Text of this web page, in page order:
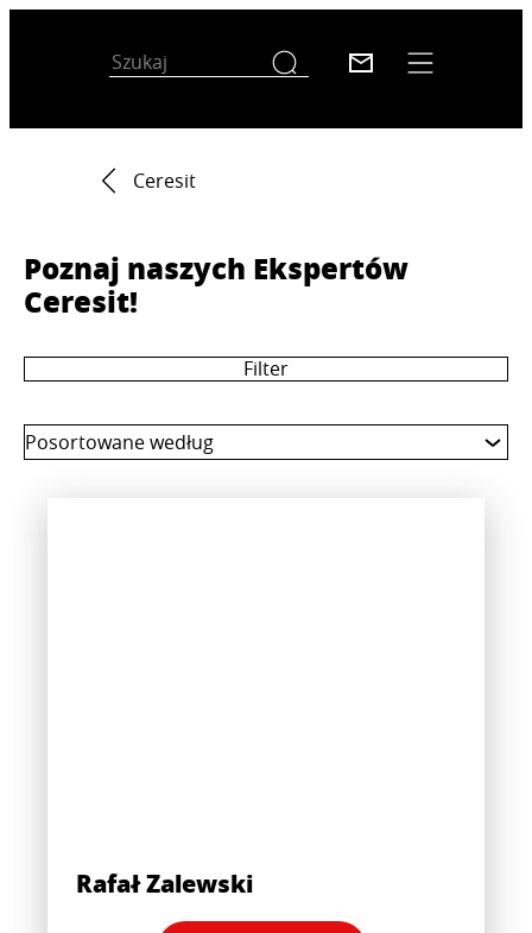
Ceresit
Poznaj naszych Ekspertów
Ceresit!
Filter
Posortowane według
Rafał Zalewski